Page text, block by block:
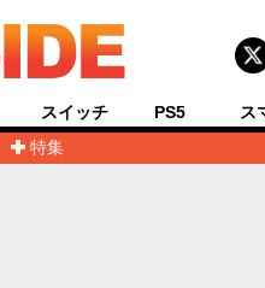
特集
スイッチ PS5 ス